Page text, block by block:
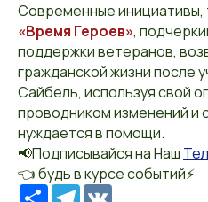
Современные инициативы,
«Время Героев»,
поддержки ветеранов,
гражданской жизни после
Сайбель, используя свой
проводником изменений и
нуждается в помощи.
📢Подписывайся на Наш
👈 будь в курсе событий⚡️
РесурсTelegram